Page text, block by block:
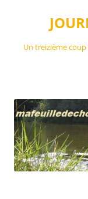
Un treizième